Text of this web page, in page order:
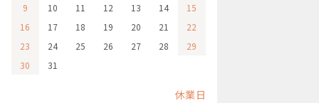
9
10 11 12 13 14
15
16
17 18 19 20 21
22
23
24 25 26 27 28
29
30
31
休業日